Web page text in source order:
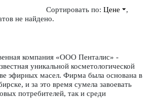
Сортировать по: Цене
,
не найдено.
компания «ООО Пенталис» -
уникальной косметологической
эфирных масел. Фирма была основана в
и за это время сумела завоевать
потребителей, так и среди